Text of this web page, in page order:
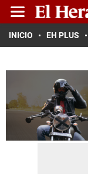
INICIO EH PLUS